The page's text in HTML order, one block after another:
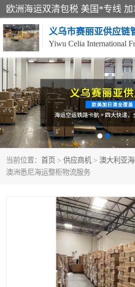
义乌市赛丽亚供应链
当前位置： 首页 > 供应商机 > 澳大利亚海
澳洲悉尼海运整柜物流服务
美森快船 欧
加拿大海运/空运-双清到
门
澳
到
墨西哥海运/空运-双清到
门